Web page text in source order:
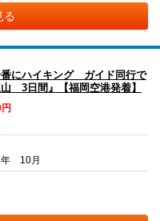
る
番にハイキング ガイド同行で
3日間』【福岡空港発着】
10月